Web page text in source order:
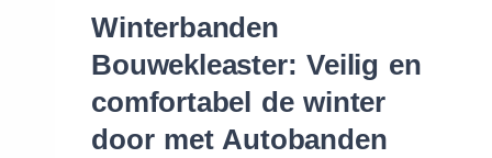
Winterbanden
Bouwekleaster: Veilig en
comfortabel de winter
door met Autobanden